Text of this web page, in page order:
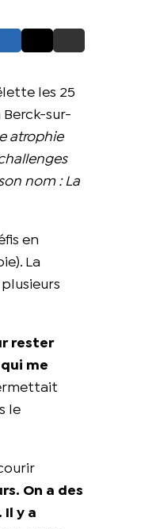
les 25
Berck-sur-
atrophie
nom : La
en
La
rester
me
le
On a des
Il y a